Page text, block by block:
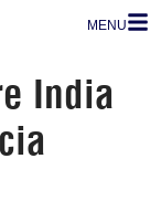
MENU
India